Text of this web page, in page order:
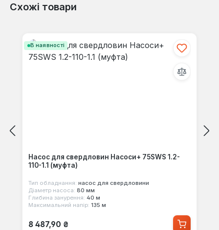
Відгуків не знайдено. Поділіться
Схожі товари
В наявності
Насос для свердловин Насоси+ 75SWS 1.2-
110-1.1 (муфта)
Тип обладнання: насос для свердловини
Діаметр насоса: 80 мм
Глибина занурення: 40 м
Максимальний напір: 135 м
Звичайна ціна:
8 487,90 ₴